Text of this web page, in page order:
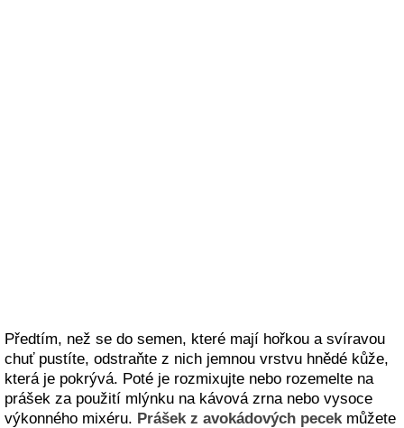
Předtím, než se do semen, které mají hořkou a svíravou
chuť pustíte, odstraňte z nich jemnou vrstvu hnědé kůže,
která je pokrývá. Poté je rozmixujte nebo rozemelte na
prášek za použití mlýnku na kávová zrna nebo vysoce
výkonného mixéru. Prášek z avokádových pecekmůžete